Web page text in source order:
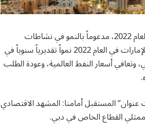
توقع تحليل حديث لغرفة دبي أن يشهد اقتصاد الإمارة نمواً مستداماً في العام 2022، مدعوماً بالنمو في نشاطات
قطاعي السياحة والتجزئة، في حين توقع التحليل كذلك أن يشهد اقتصاد الإمارات في العام 2022 نمواً تقديرياً سنوياً في
الطلب المحلي، وتعافي أسعار النفط العالمية، وعودة الطلب
عنوان” المستقبل أمامنا: المشهد الاقتصادي
القطاع الخاص في دبي.